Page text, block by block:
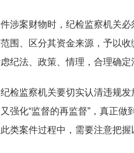
涉案财物时，纪检监察机关
围、区分其资金来源，予以
纪法、政策、情理，合理确
检监察机关要切实认清违规
强化“监督的再监督”，真正
类案件过程中，需要注意把